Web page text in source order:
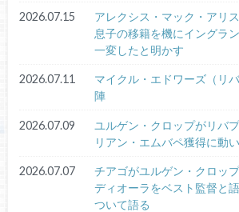
2026.07.15
アレクシス・マック・アリ
息子の移籍を機にイングラ
一変したと明かす
2026.07.11
マイクル・エドワーズ（リ
陣
2026.07.09
ユルゲン・クロップがリバ
リアン・エムバペ獲得に動
2026.07.07
チアゴがユルゲン・クロッ
ディオーラをベスト監督と
ついて語る